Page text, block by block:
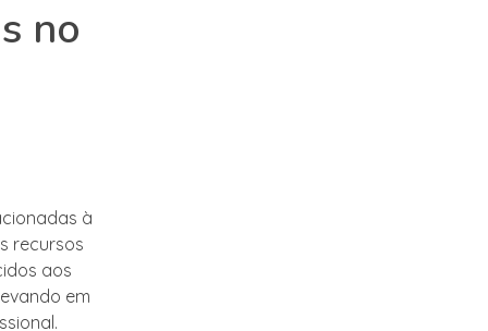
no
à
recursos
aos
em